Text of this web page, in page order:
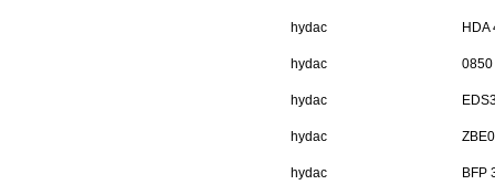
hydac
hydac
hydac
hydac
hydac BFP